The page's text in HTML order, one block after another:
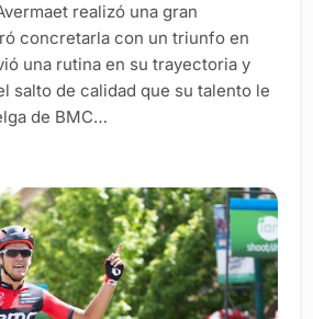
realizó una gran
concretarla con un triunfo en
una rutina en su trayectoria y
salto de calidad que su talento le
de BMC…